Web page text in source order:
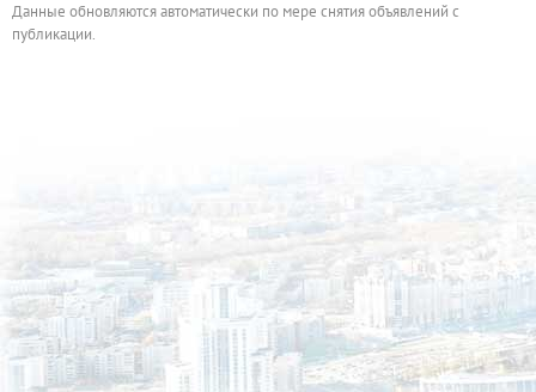
Данные обновляются автоматически по мере снятия объявлений с
публикации.